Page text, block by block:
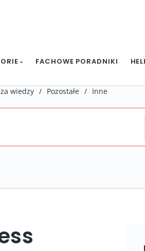
FACHOWE PORADNIKI
wiedzy / Pozostałe / Inne